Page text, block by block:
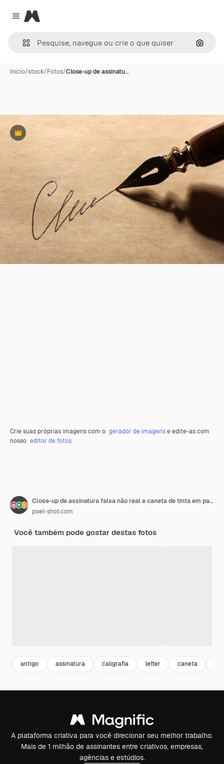
Close menu
Magnific
Início/stock/Fotos/Close-up de assinatu…
Premium
Crie suas próprias imagens com o gerador de imagense edite-as com
nosso editor de fotos.
Close-up de assinatura falsa não real e caneta de tinta em papel velho
pixel-shot.com
Você também pode gostar destas fotos
antigo assinatura caligrafia letter caneta
A plataforma criativa para você direcionar seu melhor trabalho.
Mais de 1 milhão de assinantes entre criativos, empresas,
agências e estúdios.